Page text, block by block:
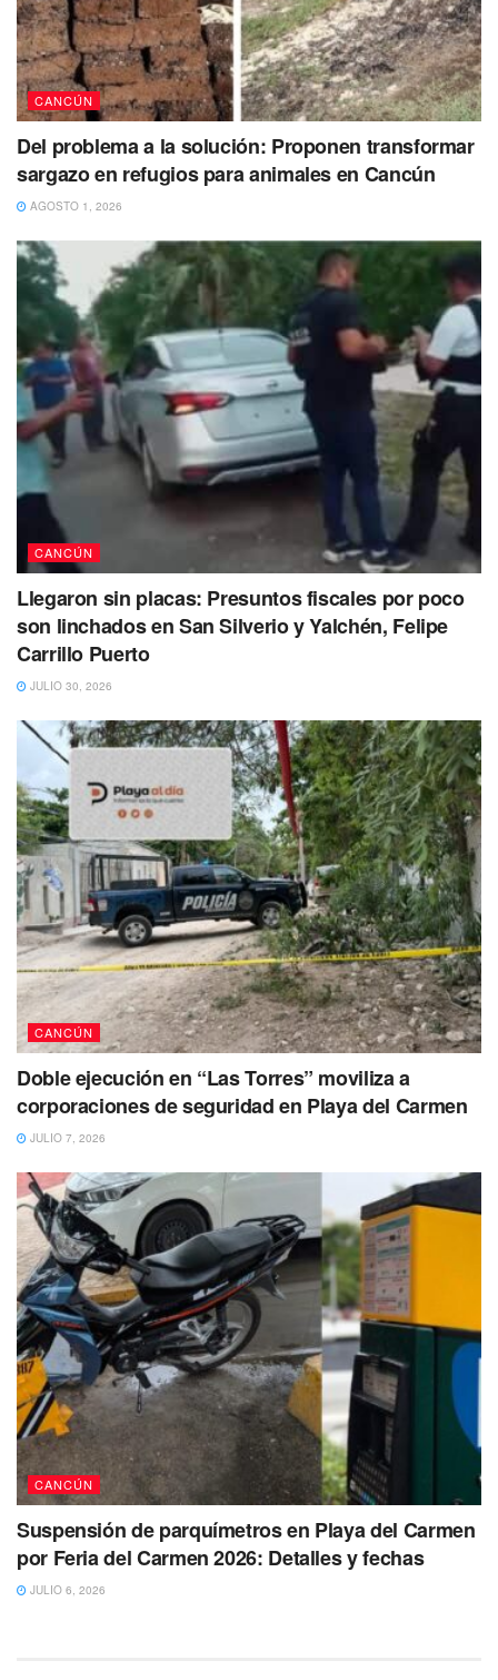
CANCÚN
Del problema a la solución: Proponen transformar
sargazo en refugios para animales en Cancún
AGOSTO 1, 2026
CANCÚN
Llegaron sin placas: Presuntos fiscales por poco
son linchados en San Silverio y Yalchén, Felipe
Carrillo Puerto
JULIO 30, 2026
CANCÚN
Doble ejecución en “Las Torres” moviliza a
corporaciones de seguridad en Playa del Carmen
JULIO 7, 2026
CANCÚN
Suspensión de parquímetros en Playa del Carmen
por Feria del Carmen 2026: Detalles y fechas
JULIO 6, 2026